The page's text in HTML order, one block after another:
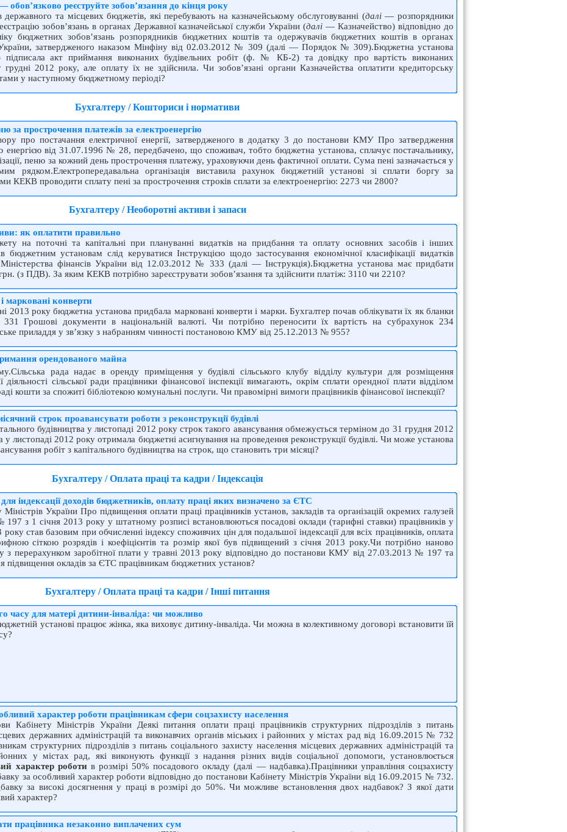
обов’язково реєструйте зобов’язання до кінця року
та місцевих бюджетів, які перебувають на казначейському обслуговуванні (далі— розпорядники
зобов’язань в органах Державної казначейської служби України (далі — Казначейство) відповідно до
бюджетних зобов’язань розпорядників бюджетних коштів та одержувачів бюджетних коштів в органах
України, затвердженого наказом Мінфіну від 02.03.2012 № 309 (далі — Порядок № 309).Бюджетна установа
підписала акт приймання виконаних будівельних робіт (ф. № КБ-2) та довідку про вартість виконаних
2012 року, але оплату їх не здійснила. Чи зобов’язані органи Казначейства оплатити кредиторську
у наступному бюджетному періоді?
Бухгалтеру / Кошториси і нормативи
прострочення платежів за електроенергію
про постачання електричної енергії, затвердженого в додатку 3 до постанови КМУ Про затвердження
енергією від 31.07.1996 № 28, передбачено, що споживач, тобто бюджетна установа, сплачує постачальнику,
пеню за кожний день прострочення платежу, ураховуючи день фактичної оплати. Сума пені зазначається у
рядком.Електропередавальна організація виставила рахунок бюджетній установі зі сплати боргу за
КЕКВ проводити сплату пені за прострочення строків сплати за електроенергію: 2273 чи 2800?
Бухгалтеру / Необоротні активи і запаси
як оплатити правильно
на поточні та капітальні при плануванні видатків на придбання та оплату основних засобів і інших
бюджетним установам слід керуватися Інструкцією щодо застосування економічної класифікації видатків
фінансів України від 12.03.2012 № 333 (далі — Інструкція).Бюджетна установа має придбати
(з ПДВ). За яким КЕКВ потрібно зареєструвати зобов’язання та здійснити платіж: 3110 чи 2210?
марковані конверти
2013 року бюджетна установа придбала марковані конверти і марки. Бухгалтер почав облікувати їх як бланки
331 Грошові документи в національній валюті. Чи потрібно переносити їх вартість на субрахунок 234
приладдя у зв’язку з набранням чинності постановою КМУ від 25.12.2013 № 955?
орендованого майна
рада надає в оренду приміщення у будівлі сільського клубу відділу культури для розміщення
діяльності сільської ради працівники фінансової інспекції вимагають, окрім сплати орендної плати відділом
кошти за спожиті бібліотекою комунальні послуги. Чи правомірні вимоги працівників фінансової інспекції?
строк проавансувати роботи з реконструкції будівлі
будівництва у листопаді 2012 року строк такого авансування обмежується терміном до 31 грудня 2012
листопаді 2012 року отримала бюджетні асигнування на проведення реконструкції будівлі. Чи може установа
робіт з капітального будівництва на строк, що становить три місяці?
Бухгалтеру / Оплата праці та кадри / Індексація
індексації доходів бюджетників, оплату праці яких визначено за ЄТС
України Про підвищення оплати праці працівників установ, закладів та організацій окремих галузей
з 1 січня 2013 року у штатному розписі встановлюються посадові оклади (тарифні ставки) працівників у
став базовим при обчисленні індексу споживчих цін для подальшої індексації для всіх працівників, оплата
сіткою розрядів і коефіцієнтів та розмір якої був підвищений з січня 2013 року.Чи потрібно наново
з перерахунком заробітної плати у травні 2013 року відповідно до постанови КМУ від 27.03.2013 № 197 та
підвищення окладів за ЄТС працівникам бюджетних установ?
Бухгалтеру / Оплата праці та кадри / Інші питання
часу для матері дитини-інваліда: чи можливо
установі працює жінка, яка виховує дитину-інваліда. Чи можна в колективному договорі встановити їй
характер роботи працівникам сфери соцзахисту населення
Кабінету Міністрів України Деякі питання оплати праці працівників структурних підрозділів з питань
державних адміністрацій та виконавчих органів міських і районних у містах рад від 16.09.2015 № 732
структурних підрозділів з питань соціального захисту населення місцевих державних адміністрацій та
у містах рад, які виконують функції з надання різних видів соціальної допомоги, установлюється
характер роботив розмірі 50% посадового окладу (далі — надбавка).Працівники управління соцзахисту
за особливий характер роботи відповідно до постанови Кабінету Міністрів України від 16.09.2015 № 732.
за високі досягнення у праці в розмірі до 50%. Чи можливе встановлення двох надбавок? З якої дати
характер?
працівника незаконно виплачених сум